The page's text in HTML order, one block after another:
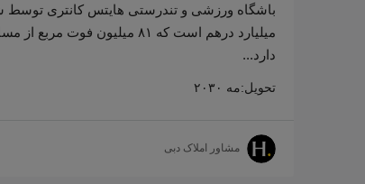
میلیارد درهم است که ۸۱
دارد...
تحویل:مه ۲۰۳۰
مشاور املاک دبی